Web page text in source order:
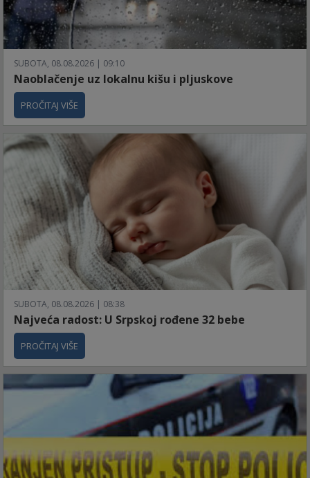
SUBOTA, 08.08.2026 | 09:10
Naoblačenje uz lokalnu kišu i pljuskove
PROČITAJ VIŠE
SUBOTA, 08.08.2026 | 08:38
Najveća radost: U Srpskoj rođene 32 bebe
PROČITAJ VIŠE